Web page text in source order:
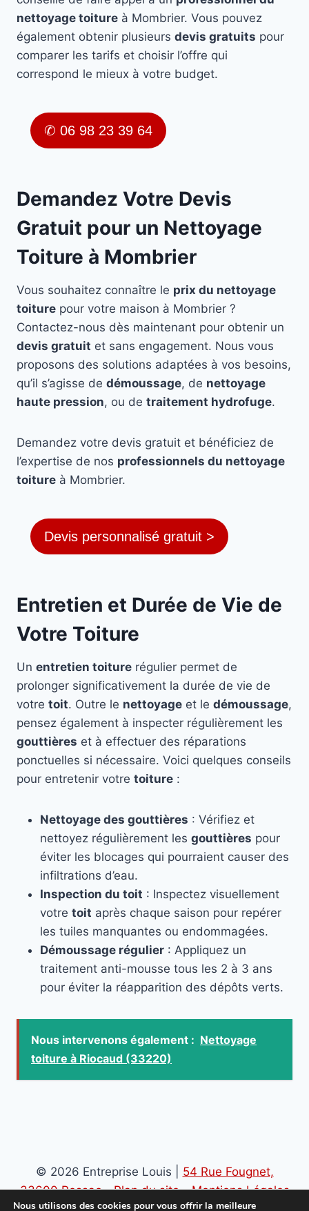
nettoyage toiture à Mombrier. Vous pouvez
également obtenir plusieurs devis gratuits pour
comparer les tarifs et choisir l’offre qui
correspond le mieux à votre budget.
✆ 06 98 23 39 64
Demandez Votre Devis
Gratuit pour un Nettoyage
Toiture à Mombrier
Vous souhaitez connaître le prix du nettoyage
toiture pour votre maison à Mombrier ?
Contactez-nous dès maintenant pour obtenir un
devis gratuit et sans engagement. Nous vous
proposons des solutions adaptées à vos besoins,
qu’il s’agisse de démoussage, de nettoyage
haute pression, ou de traitement hydrofuge.
Demandez votre devis gratuit et bénéficiez de
l’expertise de nos professionnels du nettoyage
toiture à Mombrier.
Devis personnalisé gratuit >
Entretien et Durée de Vie de
Votre Toiture
Un entretien toiture régulier permet de
prolonger significativement la durée de vie de
votre toit. Outre le nettoyage et le démoussage,
pensez également à inspecter régulièrement les
gouttières et à effectuer des réparations
ponctuelles si nécessaire. Voici quelques conseils
pour entretenir votre toiture :
Nettoyage des gouttières : Vérifiez et
nettoyez régulièrement les gouttières pour
éviter les blocages qui pourraient causer des
infiltrations d’eau.
Inspection du toit : Inspectez visuellement
votre toit après chaque saison pour repérer
les tuiles manquantes ou endommagées.
Démoussage régulier : Appliquez un
traitement anti-mousse tous les 2 à 3 ans
pour éviter la réapparition des dépôts verts.
Nous intervenons également : Nettoyage
toiture à Riocaud (33220)
© 2026 Entreprise Louis | 54 Rue Fougnet,
33600 Pessac-Plan du site-Mentions Légales
Nous utilisons des cookies pour vous offrir la meilleure